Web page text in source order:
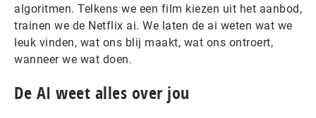
algoritmen. Telkens we een film kiezen uit het aanbod,
trainen we de Netflix ai. We laten de ai weten wat we
leuk vinden, wat ons blij maakt, wat ons ontroert,
wanneer we wat doen.
De AI weet alles over jou